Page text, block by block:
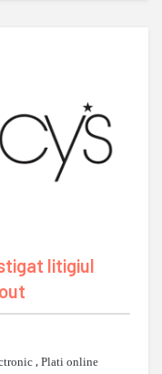
litigiul
, Plati online